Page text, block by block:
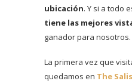
ubicación. Y si a todo
tiene las mejores
ganador para nosotros.
La primera vez que
quedamos en The